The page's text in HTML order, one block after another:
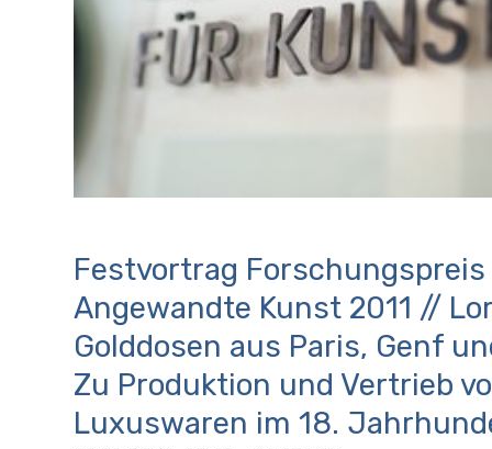
Festvortrag Forschungspreis
Angewandte Kunst 2011 //
Golddosen aus Paris, Genf
Zu Produktion und Vertrieb
Luxuswaren im 18.